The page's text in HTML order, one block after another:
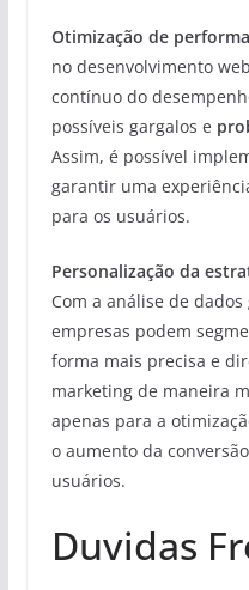
Otimização de
no desenvolvimento
contínuo do
possíveis gargalos e
Assim, é possível
garantir uma
para os usuários.
Personalização da
Com a análise de
empresas podem
forma mais precisa e
marketing de maneira
apenas para a
o aumento da
usuários.
Duvidas